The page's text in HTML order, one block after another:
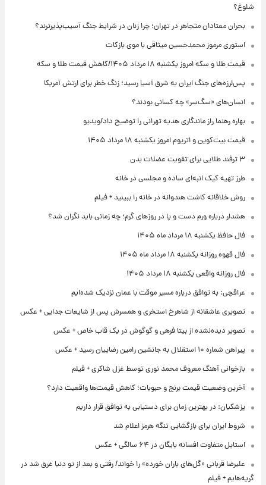
شلوغ؟
بحران معتادان متجاهر در تهران؛ چرا زنان در شرایط جنگ آسیب‌پذیرترند؟
استوری مرموز محمدحسین میثاقی با موی بازکات
قیمت طلا و سکه امروز یکشنبه ۱۸ مرداد ۱۴۰۵/کاهش قیمت طلا و سکه
پس‌لرزه‌های جنگ ایران به شرق آسیا رسید؛ زنگ خطر برای ارتش آمریکا
انسان‌های «سگ‌سر» چه کسانی بودند؟
بهاره رهنما راز ماندگاری هدیه تهرانی را توضیح داد/ویدیو
قیمت بیت‌کوین و اتریوم امروز یکشنبه ۱۸ مرداد ۱۴۰۵
۳ ترفند طلایی برای تقویت عضلات بدن
طرز تهیه کیک انبه‌ای ساده و مجلسی در خانه
روش خلاقانه کاشت هندوانه در خانه را ببینید + فیلم
هشدار درباره ورم دست و پا در روزهای گرم؛ چه زمانی باید نگران شد؟
فال حافظ یکشنبه ۱۸ مرداد ماه ۱۴۰۵
فال قهوه روزانه یکشنبه ۱۸ مرداد ماه ۱۴۰۵
فال روزانه واقعی یکشنبه ۱۸ مرداد ۱۴۰۵
عراقچی: به توافق درباره مسیر موقت با عمان نزدیک شده‌ایم
تصویری عاشقانه از شاهرخ استخری و همسرش پس از شایعات جدایی + عکس
تصویر دیده‌نشده از بیتا فرهی و گوگوش در یک قاب خاص + عکس
پیراهن شماره ۱۰ استقلال به جانشین رامین رضاییان رسید + عکس
بازخوانی آهنگ معروف محمد نوری توسط غزل شاکری + فیلم
آخرین وضعیت قیمت برنج و حبوبات؛ کاهش قیمت‌ها واقعیت دارد؟
پزشکیان: در بهترین زمان برای دستیابی به توافق قرار داریم
شروط ایران برای بازگشایی تنگه هرمز اعلام شد
استایل متفاوت افسانه بایگان در ۶۴ سالگی + عکس
علیرضا قربانی «گل‌های باران خورده» را خواند/ رفتی و بعد از تو دنیا غرق شد در
گریه‌هایم + فیلم